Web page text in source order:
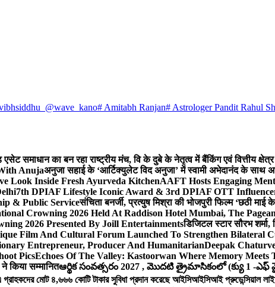
@wave_kano# Amitabh Ranjan# Astrologer Pandit Rahul
समाधान का बन रहा राष्ट्रीय मंच, वि के दुबे के नेतृत्व में बैंकिंग एवं वित्तीय
Anujaअनुजा सहाई के ‘आर्टिक्युलेट विद अनुजा’ में स्वामी अभेदानंद के साथ
Look Inside Fresh Ayurveda KitchenAAFT Hosts Engaging
7th DPIAF Lifestyle Iconic Award & 3rd DPIAF OTT
& Public Serviceसंचिता बनर्जी, प्रत्युष मिश्रा की भोजपुरी फिल्म ‘छठी
Crowning 2026 Held At Raddison Hotel Mumbai, The
2026 Presented By Joill Entertainmentsडिजिटल स्टार सौरभ शर्मा,
Film And Cultural Forum Launched To Strengthen Bilateral
Entrepreneur, Producer And HumanitarianDeepak
PicsEchoes Of The Valley: Kastoorwan Where Memory
किया सम्मानितఆర్థిక సంవత్సరం 2027 , మొదటి త్రైమాసికంలో (క్యు 1 -ఎఫ్
মোট ৪,৬৬৬ কোটি টাকার সুবিধা প্রদান করেছে আইসিআইসিআই প্রুডেন্সিয়াল